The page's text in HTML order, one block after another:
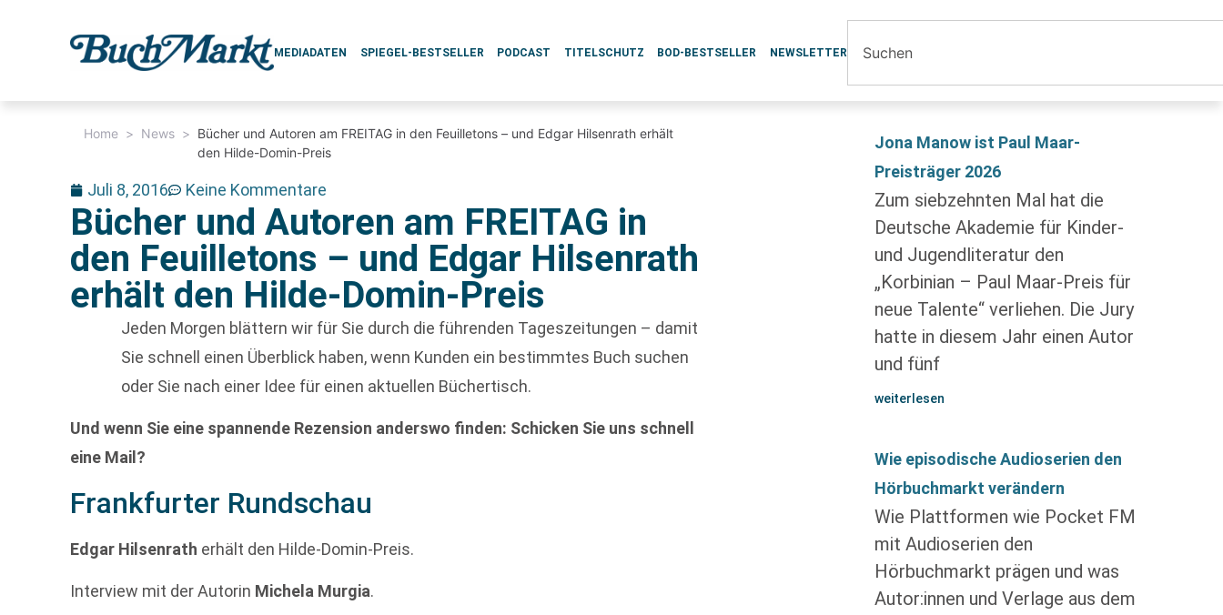
MEDIADATEN SPIEGEL-BESTSELLER PODCAST TITELSCHUTZ BOD-BESTSELLER NEWSLETTER
Home > News > Bücher und Autoren am FREITAG in den Feuilletons – und Edgar Hilsenrath erhält
den Hilde-Domin-Preis
Juli 8, 2016 Keine Kommentare
Bücher und Autoren am FREITAG in
den Feuilletons – und Edgar Hilsenrath
erhält den Hilde-Domin-Preis
Jeden Morgen blättern wir für Sie durch die führenden Tageszeitungen – damit
Sie schnell einen Überblick haben, wenn Kunden ein bestimmtes Buch suchen
oder Sie nach einer Idee für einen aktuellen Büchertisch.
Und wenn Sie eine spannende Rezension anderswo finden: Schicken Sie uns schnell
eine Mail?
Frankfurter Rundschau
Edgar Hilsenrath erhält den Hilde-Domin-Preis.
Interview mit der Autorin Michela Murgia.
Jona Manow ist Paul Maar-
Preisträger 2026
Zum siebzehnten Mal hat die
Deutsche Akademie für Kinder-
und Jugendliteratur den
„Korbinian – Paul Maar-Preis für
neue Talente“ verliehen. Die Jury
hatte in diesem Jahr einen Autor
und fünf
weiterlesen
Wie episodische Audioserien den
Hörbuchmarkt verändern
Wie Plattformen wie Pocket FM
mit Audioserien den
Hörbuchmarkt prägen und was
Autor:innen und Verlage aus dem